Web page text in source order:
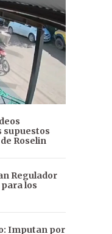
supuestos
Roselin
Regulador
los
Imputan por